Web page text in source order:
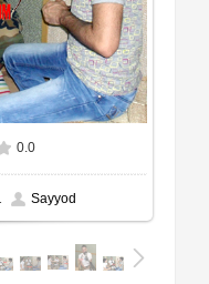
0.0
Sayyod